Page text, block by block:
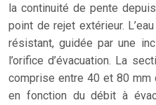
la continuité de pente
point de rejet extérieur.
résistant, guidée par une
l’orifice d’évacuation. La
comprise entre 40 et 80 mm
en fonction du débit à